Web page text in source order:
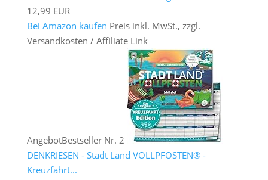
12,99 EUR
Bei Amazon kaufen Preis inkl. MwSt., zzgl.
Versandkosten / Affiliate Link
AngebotBestseller Nr. 2
DENKRIESEN - Stadt Land VOLLPFOSTEN® -
Kreuzfahrt...